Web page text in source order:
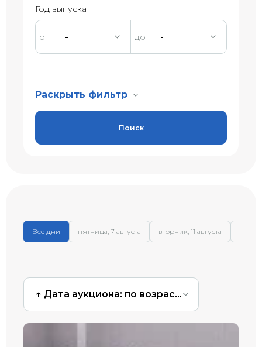
Год выпуска
- -
Раскрыть фильтр
Поиск
Все дни пятница, 7 августа вторник, 11 августа
↑ Дата аукциона: по возрастанию